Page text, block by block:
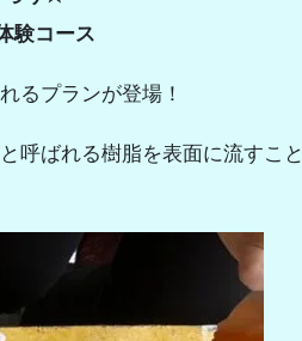
験コース
るプランが登場！
呼ばれる樹脂を表面に流すこと